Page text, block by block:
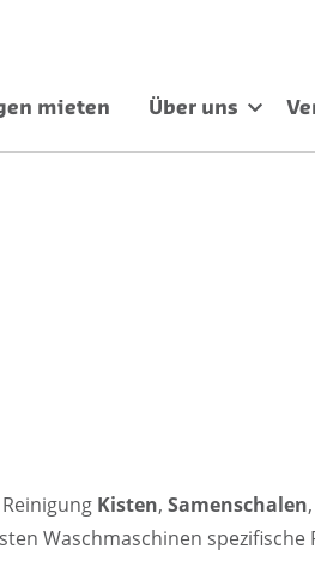
mieten Über uns
Kisten, Samenschalen,
Waschmaschinen